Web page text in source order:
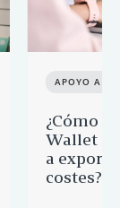
APOYO A
¿Cómo
Wallet a
a
costes?